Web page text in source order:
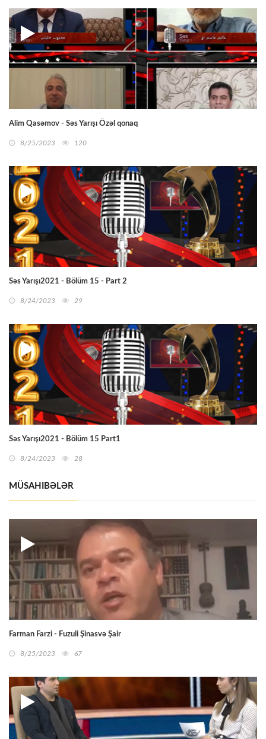
Alim Qasəmov - Səs Yarışı Özəl qonaq
8/25/2023 120
Səs Yarışı2021 - Bölüm 15 - Part 2
8/24/2023 29
Səs Yarışı2021 - Bölüm 15 Part1
8/24/2023 28
MÜSAHIBƏLƏR
Farman Farzi - Fuzuli Şinasvə Şair
8/25/2023 67